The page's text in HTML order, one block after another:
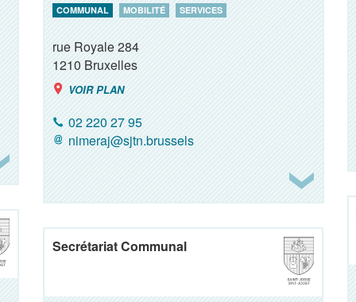
COMMUNAL MOBILITÉ SERVICES
rue Royale 284
1210Bruxelles
VOIR PLAN
02 220 27 95
nimeraj@sjtn.brussels
Secrétariat Communal